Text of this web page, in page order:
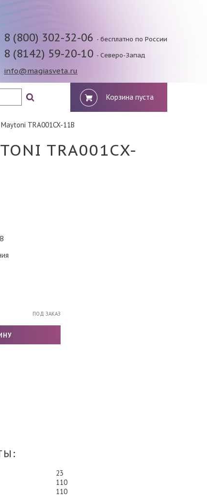
8 (800) 302-32-06 - бесплатно по России
8 (8142) 59-20-10 - Северо-Запад
info@magiasveta.ru
Корзина пуста
TRA001CX-11B
TRA001CX-
ПОД ЗАКАЗ
23
110
110